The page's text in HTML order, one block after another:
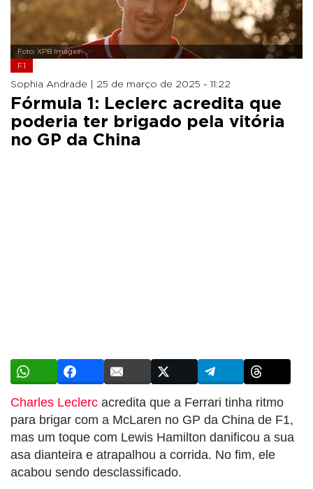
Foto: XPB Images
F1
Sophia Andrade | 25 de março de 2025 - 11:22
Fórmula 1: Leclerc acredita que
poderia ter brigado pela vitória
no GP da China
Charles Leclerc acredita que a Ferrari tinha ritmo
para brigar com a McLaren no GP da China de F1,
mas um toque com Lewis Hamilton danificou a sua
asa dianteira e atrapalhou a corrida. No fim, ele
acabou sendo desclassificado.